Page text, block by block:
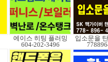
에이스 히팅 플러밍
604-202-3496
입소문을